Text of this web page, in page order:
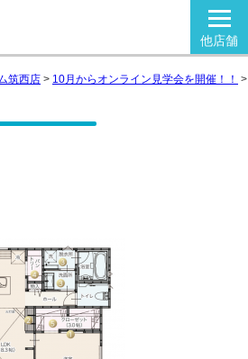
他店舗
筑西店 > 10月からオンライン見学会を開催！！ >